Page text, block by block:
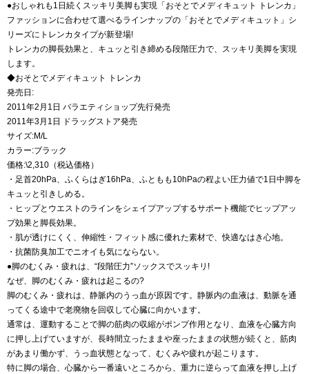
●おしゃれも1日続くスッキリ美脚も実現「おそとでメディキュット トレンカ」
ファッションに合わせて選べるラインナップの「おそとでメディキュット」シ
リーズにトレンカタイプが新登場!
トレンカの脚長効果と、キュッと引き締める段階圧力で、スッキリ美脚を実現
します。
◆おそとでメディキュット トレンカ
発売日:
2011年2月1日 バラエティショップ先行発売
2011年3月1日 ドラッグストア発売
サイズ:M/L
カラー:ブラック
価格:\2,310（税込価格）
・足首20hPa、ふくらはぎ16hPa、ふともも10hPaの程よい圧力値で1日中脚を
キュッと引きしめる。
・ヒップとウエストのラインをシェイプアップするサポート機能でヒップアッ
プ効果と脚長効果。
・肌が透けにくく、伸縮性・フィット感に優れた素材で、快適なはき心地。
・抗菌防臭加工でニオイも気にならない。
●脚のむくみ・疲れは、“段階圧力”ソックスでスッキリ!
なぜ、脚のむくみ・疲れは起こるの?
脚のむくみ・疲れは、静脈内のうっ血が原因です。静脈内の血液は、動脈を通
ってくる途中で老廃物を回収して心臓に向かいます。
通常は、運動することで脚の筋肉の収縮がポンプ作用となり、血液を心臓方向
に押し上げていますが、長時間立ったままや座ったままの状態が続くと、筋肉
があまり働かず、うっ血状態となって、むくみや疲れが起こります。
特に脚の場合、心臓から一番遠いところから、重力に逆らって血液を押し上げ